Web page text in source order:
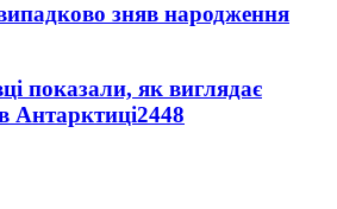
зняв народження
показали, як виглядає
Антарктиці2448